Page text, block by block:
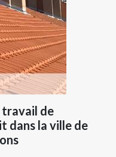
travail de
dans la ville de